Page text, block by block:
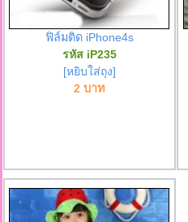
ฟิล์มติด iPhone4s
รหัส iP235
[หยิบใส่ถุง]
2 บาท